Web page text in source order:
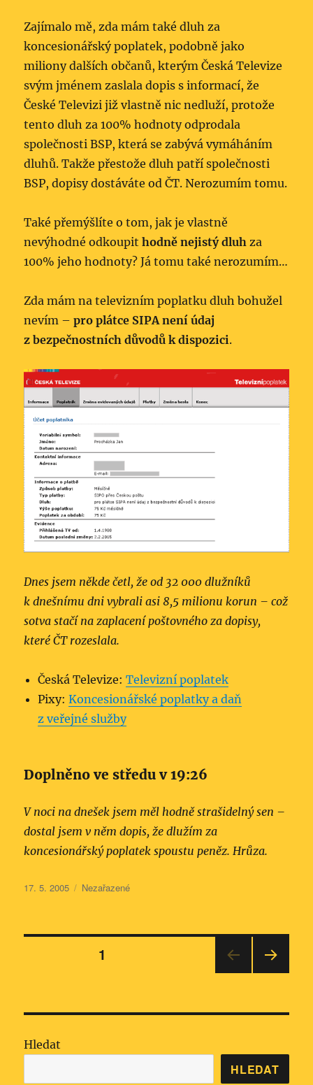
Zajímalo mě, zda mám také dluh za
koncesionářský poplatek, podobně jako
miliony dalších občanů, kterým Česká Televize
svým jménem zaslala dopis s informací, že
České Televizi již vlastně nic nedluží, protože
tento dluh za 100% hodnoty odprodala
společnosti BSP, která se zabývá vymáháním
dluhů. Takže přestože dluh patří společnosti
BSP, dopisy dostáváte od ČT. Nerozumím tomu.
Také přemýšlíte o tom, jak je vlastně
nevýhodné odkoupithodně nejistý dluh za
100% jeho hodnoty? Já tomu také nerozumím…
Zda mám na televizním poplatku dluh bohužel
nevím –pro plátce SIPA není údaj
z bezpečnostních důvodů k dispozici.
Dnes jsem někde četl, že od 32 000 dlužníků
k dnešnímu dni vybrali asi 8,5 milionu korun – což
sotva stačí na zaplacení poštovného za dopisy,
které ČT rozeslala.
Česká Televize:Televizní poplatek
Pixy:Koncesionářské poplatky a daň
z veřejné služby
Doplněno ve středu v 19:26
V noci na dnešek jsem měl hodně strašidelný sen –
dostal jsem v něm dopis, že dlužím za
koncesionářský poplatek spoustu peněz. Hrůza.
Publikováno:
17. 5. 2005 Rubriky:
Nezařazené
Stránkování
1
NKA
Hledat
HLEDAT